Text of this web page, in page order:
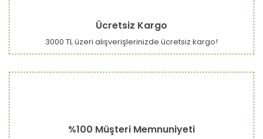
Ürün açıklamasında eksik bilgiler bulunuyor.
Ürün bilgilerinde hatalar bulunuyor.
Ücretsiz Kargo
3000 TL üzeri alışverişlerinizde ücretsiz kargo!
%100 Müşteri Memnuniyeti